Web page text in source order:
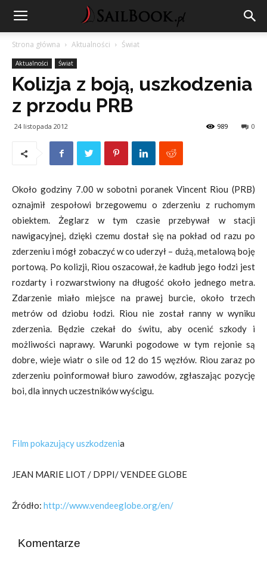
Strona główna Aktualności Świat
Aktualności Świat
Kolizja z boją, uszkodzenia
z przodu PRB
24 listopada 2012 0
989
Około godziny 7.00 w sobotni poranek Vincent Riou (PRB)
oznajmił zespołowi brzegowemu o zderzeniu z ruchomym
obiektem. Żeglarz w tym czasie przebywał w stacji
nawigacyjnej, dzięki czemu dostał się na pokład od razu po
zderzeniu i mógł zobaczyć w co uderzył – dużą, metalową boję
portową. Po kolizji, Riou oszacował, że kadłub jego łodzi jest
rozdarty i rozwarstwiony na długość około jednego metra.
Zdarzenie miało miejsce na prawej burcie, około trzech
metrów od dziobu łodzi. Riou nie został ranny w wyniku
zderzenia. Będzie czekał do świtu, aby ocenić szkody i
możliwości naprawy. Warunki pogodowe w tym rejonie są
dobre, wieje wiatr o sile od 12 do 15 węzłów. Riou zaraz po
zderzeniu poinformował biuro zawodów, zgłaszając pozycję
boi, dla innych uczestników wyścigu.
Film pokazujący uszkodzenia
JEAN MARIE LIOT / DPPI/VENDEE GLOBE
Źródło: http://www.vendeeglobe.org/en/
Komentarze